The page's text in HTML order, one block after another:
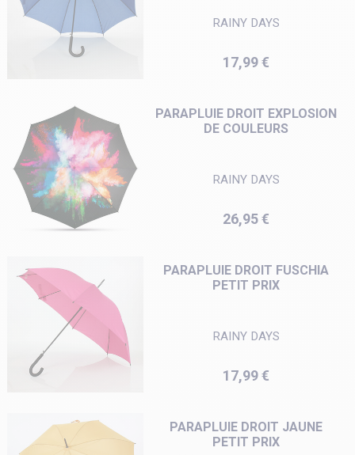
RAINY DAYS
Prix
17,99 €
PARAPLUIE DROIT EXPLOSION
DE COULEURS
RAINY DAYS
Prix
26,95 €
PARAPLUIE DROIT FUSCHIA
PETIT PRIX
RAINY DAYS
Prix
17,99 €
PARAPLUIE DROIT JAUNE
PETIT PRIX